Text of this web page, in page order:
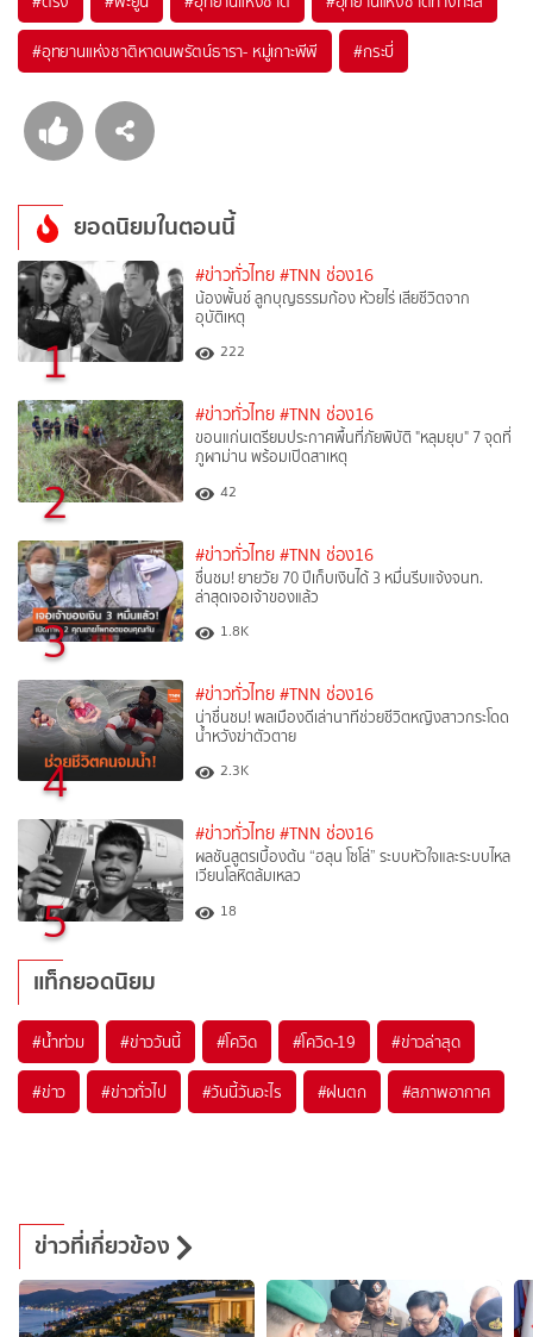
#อุทยานแห่งชาติหาดนพรัตน์ธารา- หมู่เกาะพีพี #กระบี่
ยอดนิยมในตอนนี้
1
#ข่าวทั่วไทย #TNN ช่อง16
น้องพั้นช์ ลูกบุญธรรมก้อง ห้วยไร่ เสียชีวิตจาก
อุบัติเหตุ
222
2
#ข่าวทั่วไทย #TNN ช่อง16
ขอนแก่นเตรียมประกาศพื้นที่ภัยพิบัติ "หลุมยุบ" 7 จุดที่
ภูผาม่าน พร้อมเปิดสาเหตุ
42
3
#ข่าวทั่วไทย #TNN ช่อง16
ชื่นชม! ยายวัย 70 ปีเก็บเงินได้ 3 หมื่นรีบแจ้งจนท.
ล่าสุดเจอเจ้าของแล้ว
1.8K
4
#ข่าวทั่วไทย #TNN ช่อง16
น่าชื่นชม! พลเมืองดีเล่านาทีช่วยชีวิตหญิงสาวกระโดด
น้ำหวังฆ่าตัวตาย
2.3K
5
#ข่าวทั่วไทย #TNN ช่อง16
ผลชันสูตรเบื้องต้น “ฮลุน โซโล่” ระบบหัวใจและระบบไหล
เวียนโลหิตล้มเหลว
18
แท็กยอดนิยม
#น้ำท่วม #ข่าววันนี้ #โควิด #โควิด-19 #ข่าวล่าสุด
#ข่าว #ข่าวทั่วไป #วันนี้วันอะไร #ฝนตก #สภาพอากาศ
ข่าวที่เกี่ยวข้อง